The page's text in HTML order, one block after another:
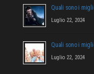
Quali sono i
Luglio 22, 2024
Quali sono i
Luglio 22, 2024